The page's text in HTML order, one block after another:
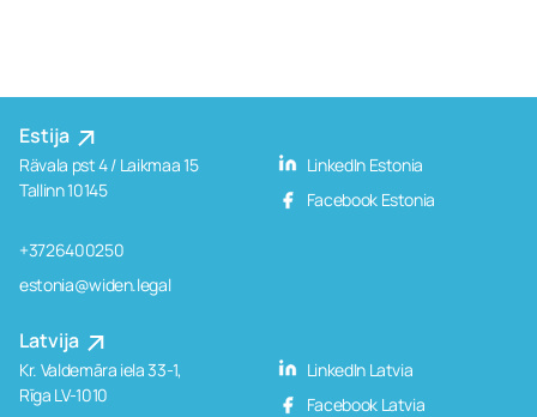
Estija
Rävala pst 4 / Laikmaa 15
Tallinn 10145
+3726400250
estonia@widen.legal
LinkedIn Estonia
Facebook Estonia
Latvija
Kr. Valdemāra iela 33-1,
Rīga LV-1010
LinkedIn Latvia
Facebook Latvia